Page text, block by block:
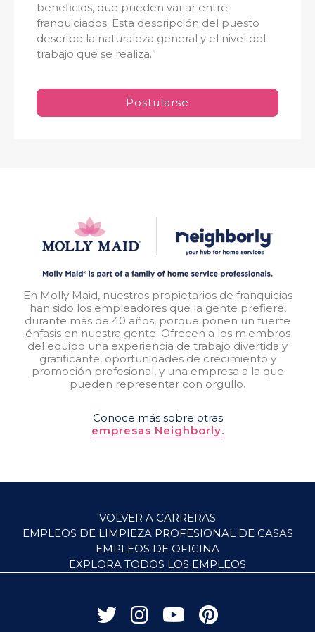
beneficios, que pueden variar entre
franquiciados. Esta descripción del puesto
describe la naturaleza general y el nivel del
trabajo que se realiza.”
Postularse
En Molly Maid, nuestros propietarios de franquicias
han sido los empleadores que la gente prefiere,
durante más de 40 años, porque ponen un fuerte
énfasis en nuestra gente. Ofrecen a los miembros
del equipo una experiencia de trabajo divertida y
gratificante, oportunidades de crecimiento y
promoción profesional, y una empresa a la que
pueden representar con orgullo.
Conoce más sobre otras
empresas Neighborly.
VOLVER A CARRERAS
EMPLEOS DE LIMPIEZA PROFESIONAL DE CASAS
EMPLEOS DE OFICINA
EXPLORA TODOS LOS EMPLEOS